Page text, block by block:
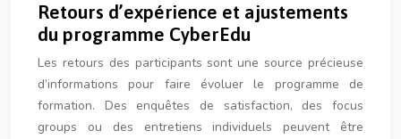
Retours d’expérience et ajustements
du programme CyberEdu
Les retours des participants sont une source précieuse
d’informations pour faire évoluer le programme de
formation. Des enquêtes de satisfaction, des focus
groups ou des entretiens individuels peuvent être